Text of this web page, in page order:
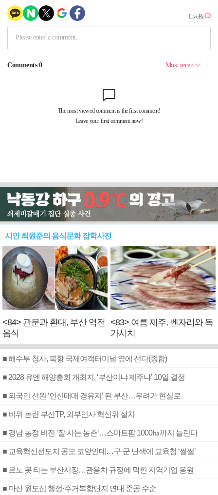
시인 최원준의 음식문화 잡학사전
<84> 관문과 환대, 부산 역전
음식
<83> 여름 제주, 벤자리와 독
가시치
■ 해수부 청사, 북항 국제여객터미널 옆에 선다(종합)
■ 2028 유엔 해양총회 개최지, ‘부산이냐 제주냐’ 10일 결정
■ 외국인 선원 ‘인신매매 경유지’ 된 부산…우려가 현실로
■ 비위 논란 부산TP, 외부인사 혁신위 설치
■ 경남 농정 비전 ‘잘 사는 농촌’…스마트팜 1000㏊까지 늘린다
■ 교육혁신선도지 공모 코앞인데…구·군 난색에 교육청 ‘쩔쩔’
■ 르노 못 타는 부산시장…관용차 규정에 막힌 지역기업 응원
■ 마산 원도심 행정·주거복합단지 연내 준공 수순